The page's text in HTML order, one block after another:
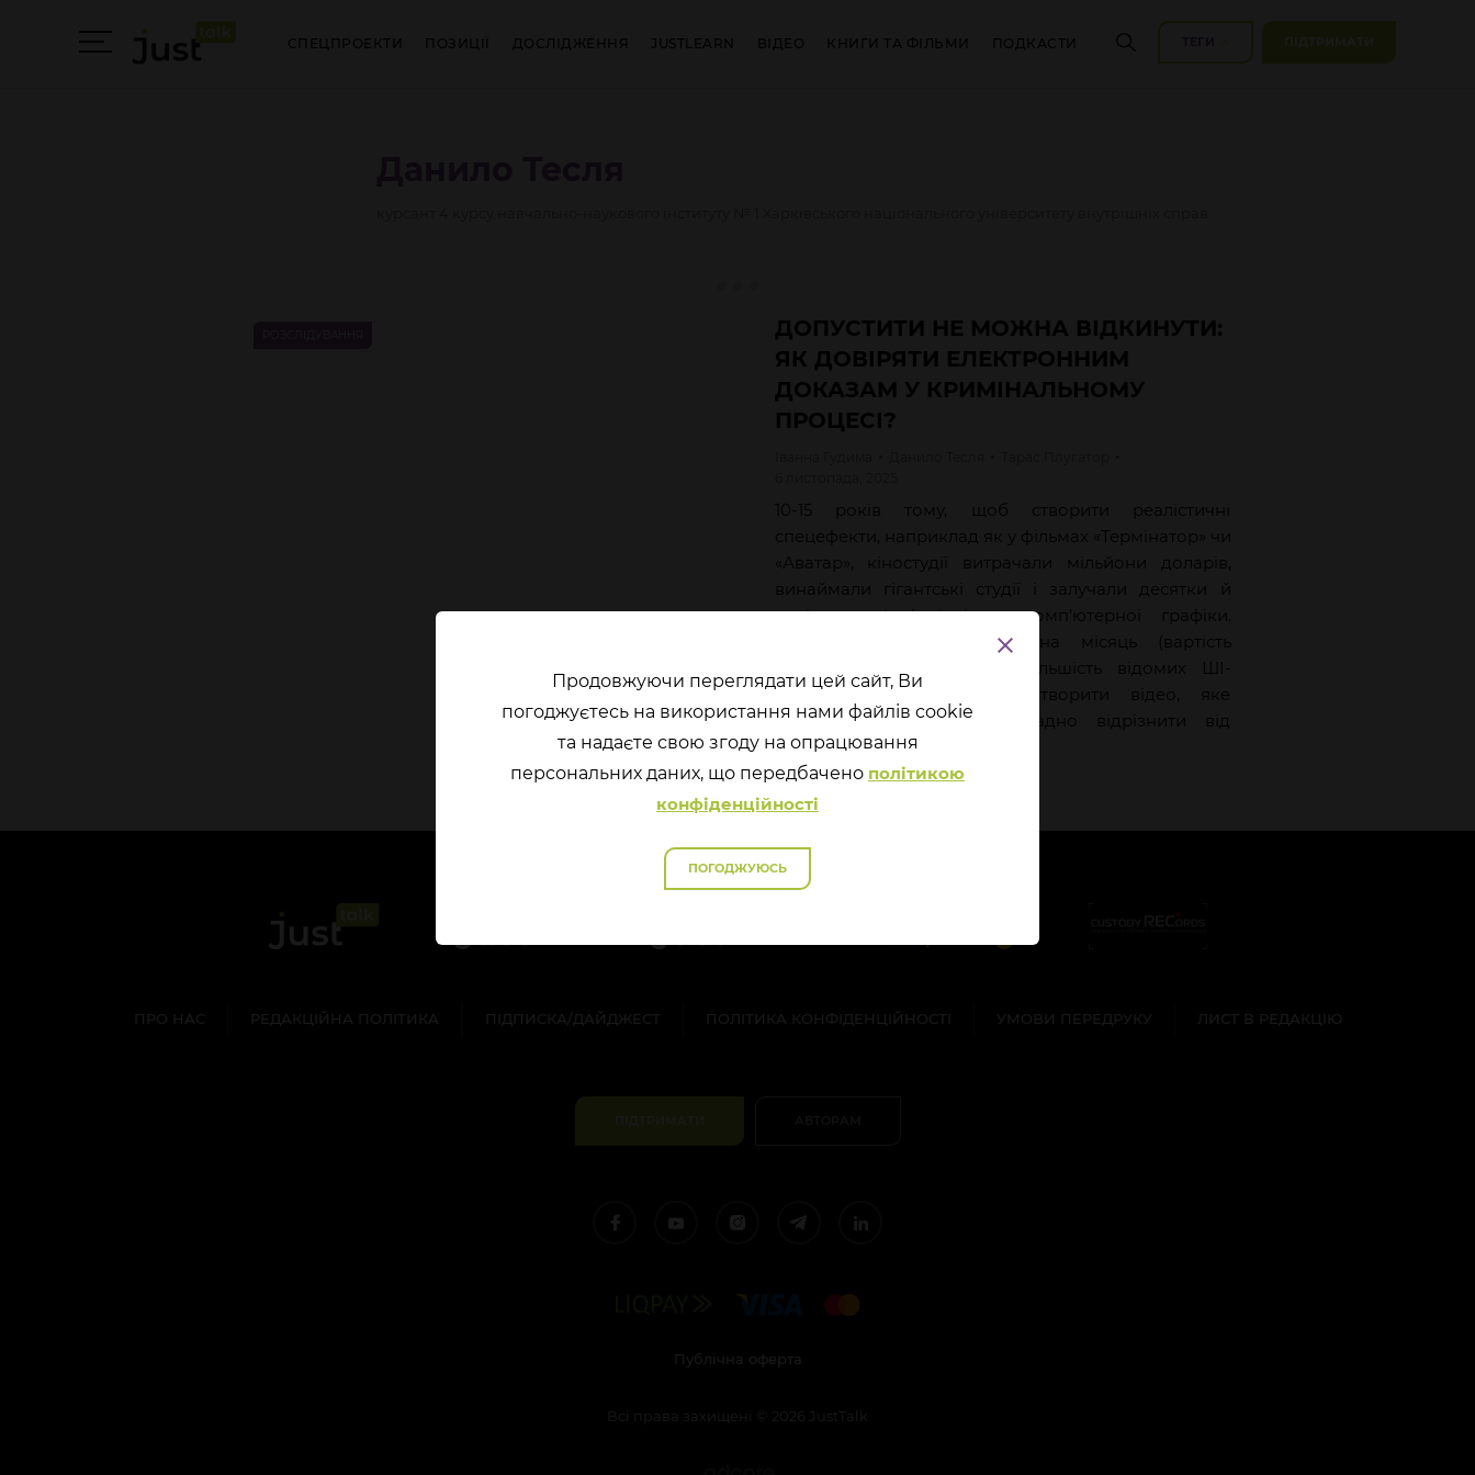
СПЕЦПРОЕКТИ ПОЗИЦІЇ ДОСЛІДЖЕННЯ JUSTLEARN ВІДЕО КНИГИ ТА ФІЛЬМИ ПОДКАСТИ
ДОПУСТИТИ НЕ МОЖНА ВІДКИНУТИ:
ЯК ДОВІРЯТИ ЕЛЕКТРОННИМ
ДОКАЗАМ У КРИМІНАЛЬНОМУ
ПРОЦЕСІ?
10-15 років тому, щоб створити реалістичні
спецефекти, наприклад як у фільмах «Термінатор» чи
«Аватар», кіностудії витрачали мільйони доларів,
винаймали гігантські студії і залучали десятки й
навіть сотні фахівців з комп’ютерної графіки.
Сьогодні за 20 доларів на місяць (вартість
стандартної підписки на більшість відомих ШІ-
сервісів) будь-хто може створити відео, яке
неможливо або дуже складно відрізнити від
реального.
Продовжуючи переглядати цей сайт, Ви
погоджуєтесь на використання нами файлів cookie
та надаєте свою згоду на опрацювання
перcональних даних, що передбачено політикою
конфіденційності
ПОГОДЖУЮСЬ
ПРО НАС РЕДАКЦІЙНА ПОЛІТИКА ПІДПИСКА/ДАЙДЖЕСТ ПОЛІТИКА КОНФІДЕНЦІЙНОСТІ УМОВИ ПЕРЕДРУКУ ЛИСТ В РЕДАКЦІЮ
Публічна оферта
Всі права захищені 2026 JustTalk